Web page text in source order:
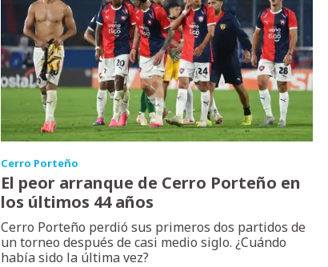
Cerro Porteño
El peor arranque de Cerro Porteño en
los últimos 44 años
Cerro Porteño perdió sus primeros dos partidos de
un torneo después de casi medio siglo. ¿Cuándo
había sido la última vez?